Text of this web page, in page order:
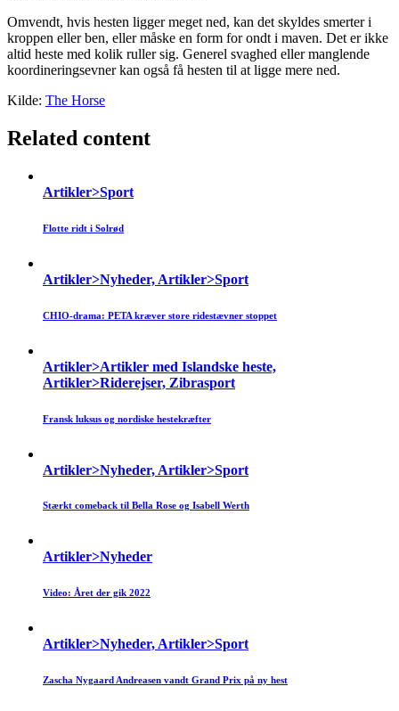
Omvendt, hvis hesten ligger meget ned, kan det skyldes smerter i
kroppen eller ben, eller måske en form for ondt i maven. Det er ikke
altid heste med kolik ruller sig. Generel svaghed eller manglende
koordineringsevner kan også få hesten til at ligge mere ned.
Kilde: The Horse
Related content
Artikler>Sport
Flotte ridt i Solrød
Artikler>Nyheder, Artikler>Sport
CHIO-drama: PETA kræver store ridestævner stoppet
Artikler>Artikler med Islandske heste,
Artikler>Riderejser, Zibrasport
Fransk luksus og nordiske hestekræfter
Artikler>Nyheder, Artikler>Sport
Stærkt comeback til Bella Rose og Isabell Werth
Artikler>Nyheder
Video: Året der gik 2022
Artikler>Nyheder, Artikler>Sport
Zascha Nygaard Andreasen vandt Grand Prix på ny hest